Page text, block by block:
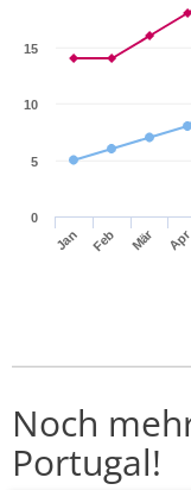
Jan Feb Mär Apr
0
5
10
15
Noch
Portugal!